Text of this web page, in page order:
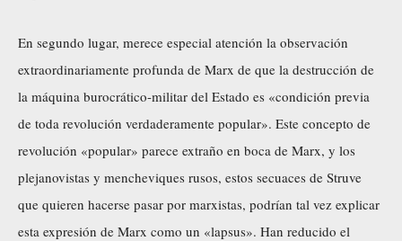
En segundo lugar, merece especial atención la observación
extraordinariamente profunda de Marx de que la destrucción de
la máquina burocrático-militar del Estado es «condición previa
de toda revolución verdaderamente popular». Este concepto de
revolución «popular» parece extraño en boca de Marx, y los
plejanovistas y mencheviques rusos, estos secuaces de Struve
que quieren hacerse pasar por marxistas, podrían tal vez explicar
esta expresión de Marx como un «lapsus». Han reducido el